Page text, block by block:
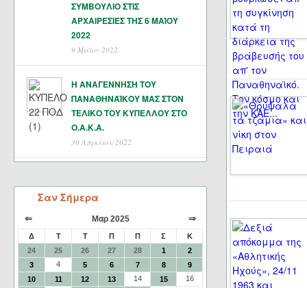
ΣΥΜΒΟΥΛΙΟ ΣΤΙΣ
ΑΡΧΑΙΡΕΣΙΕΣ ΤΗΣ 6 ΜΑΊΟΥ
2022
9 Μάϊος 2022
Η ΑΝΑΓΕΝΝΗΣΗ ΤΟΥ
ΠΑΝΑΘΗΝΑΪΚΟΥ ΜΑΣ ΣΤΟΝ
ΤΕΛΙΚΟ ΤΟΥ ΚΥΠΕΛΛΟΥ ΣΤΟ
Ο.Α.Κ.Α.
30 Απριλίου 2022
Σαν Σήμερα
⇐ Μαρ 2025 ⇒
Δ Τ Τ Π Π Σ
Κ
24
25 26 27 28 1
2
3
4 5 6 7 8
9
10
11 12 13 14 15
16